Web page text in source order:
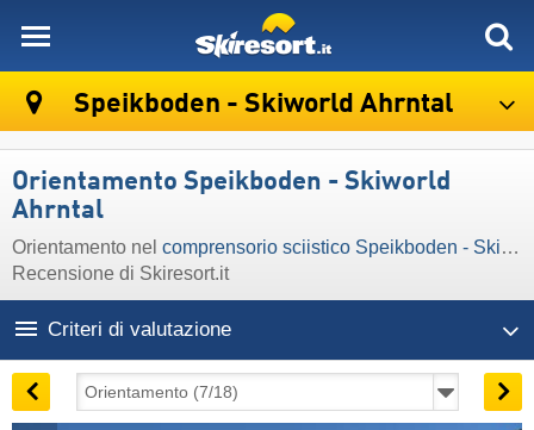
Speikboden - Skiworld Ahrntal
Orientamento Speikboden - Skiworld
Ahrntal
Orientamento nel comprensorio sciistico Speikboden - Skiworld Ahrntal
Recensione di Skiresort.it
Criteri di valutazione